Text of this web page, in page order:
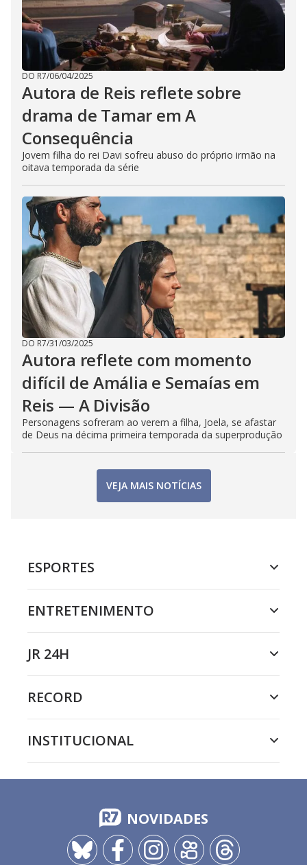
DO R7/06/04/2025
Autora de Reis reflete sobre
drama de Tamar em A
Consequência
Jovem filha do rei Davi sofreu abuso do próprio irmão na
oitava temporada da série
DO R7/31/03/2025
Autora reflete com momento
difícil de Amália e Semaías em
Reis — A Divisão
Personagens sofreram ao verem a filha, Joela, se afastar
de Deus na décima primeira temporada da superprodução
VEJA MAIS NOTÍCIAS
ESPORTES
ENTRETENIMENTO
JR 24H
RECORD
INSTITUCIONAL
NOVIDADES